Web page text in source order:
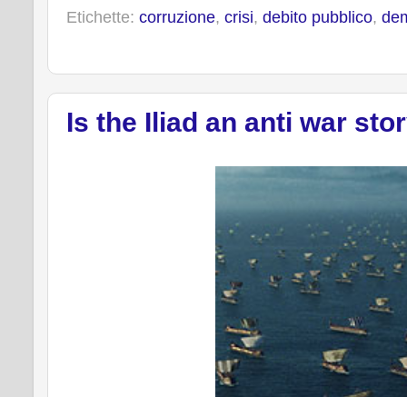
o
e
r
Etichette: corruzione, crisi, debito pubblico,
Is the Iliad an anti war